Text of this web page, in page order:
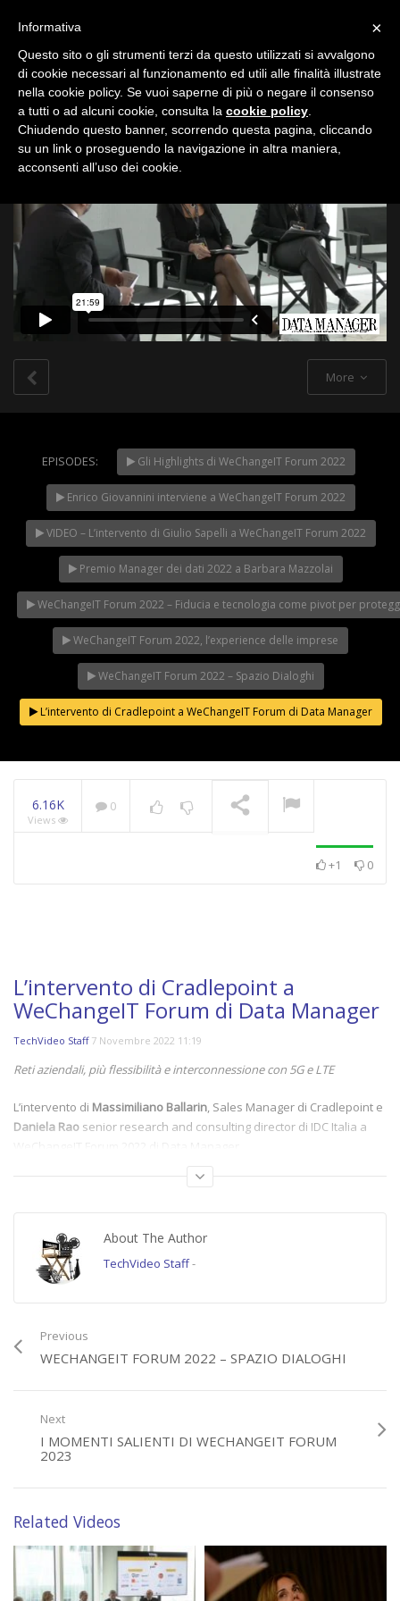
All
More
NOW PLAYING
WeChangeIT Forum
2023 – Il Made in Italy
secondo Giulio Sapelli
EPISODES: Gli Highlights di WeChangeIT Forum 2022
Enrico Giovannini interviene a WeChangeIT Forum 2022
VIDEO – L’intervento di Giulio Sapelli a WeChangeIT Forum 2022
Premio Manager dei dati 2022 a Barbara Mazzolai
WeChangeIT Forum 2022 – Fiducia e tecnologia come pivot per
WeChangeIT Forum 2022, l’experience delle imprese
WeChangeIT Forum 2022 – Spazio Dialoghi
L’intervento di Cradlepoint a WeChangeIT Forum di Data Manager
6.16K
Views
0
+1 0
L’intervento di Cradlepoint a
WeChangeIT Forum di Data Manager
TechVideo Staff 7 Novembre 2022 11:19
Reti aziendali, più flessibilità e interconnessione con 5G e LTE
L’intervento di Massimiliano Ballarin, Sales Manager di Cradlepoint e
Daniela Rao senior research and consulting director di IDC Italia a
WeChangeIT Forum 2022 di Data Manager.
Il resoconto completo dell’evento a questo link
Gli aggiornamenti sulle prossime edizioni qui
https://www.wechangeit.it/
Error loading player: No playable sources found
About The Author
TechVideo Staff-
Previous
WECHANGEIT FORUM 2022 – SPAZIO DIALOGHI
Next
I MOMENTI SALIENTI DI WECHANGEIT FORUM
2023
Related Videos
×
Informativa
Questo sito o gli strumenti terzi da questo utilizzati si avvalgono
di cookie necessari al funzionamento ed utili alle finalità illustrate
nella cookie policy. Se vuoi saperne di più o negare il consenso
a tutti o ad alcuni cookie, consulta la cookie policy
Chiudendo questo banner, scorrendo questa pagina, cliccando
su un link o proseguendo la navigazione in altra maniera,
acconsenti all’uso dei cookie.